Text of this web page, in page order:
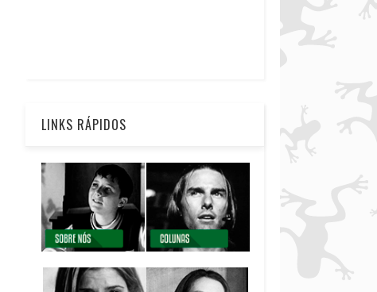
LINKS RÁPIDOS